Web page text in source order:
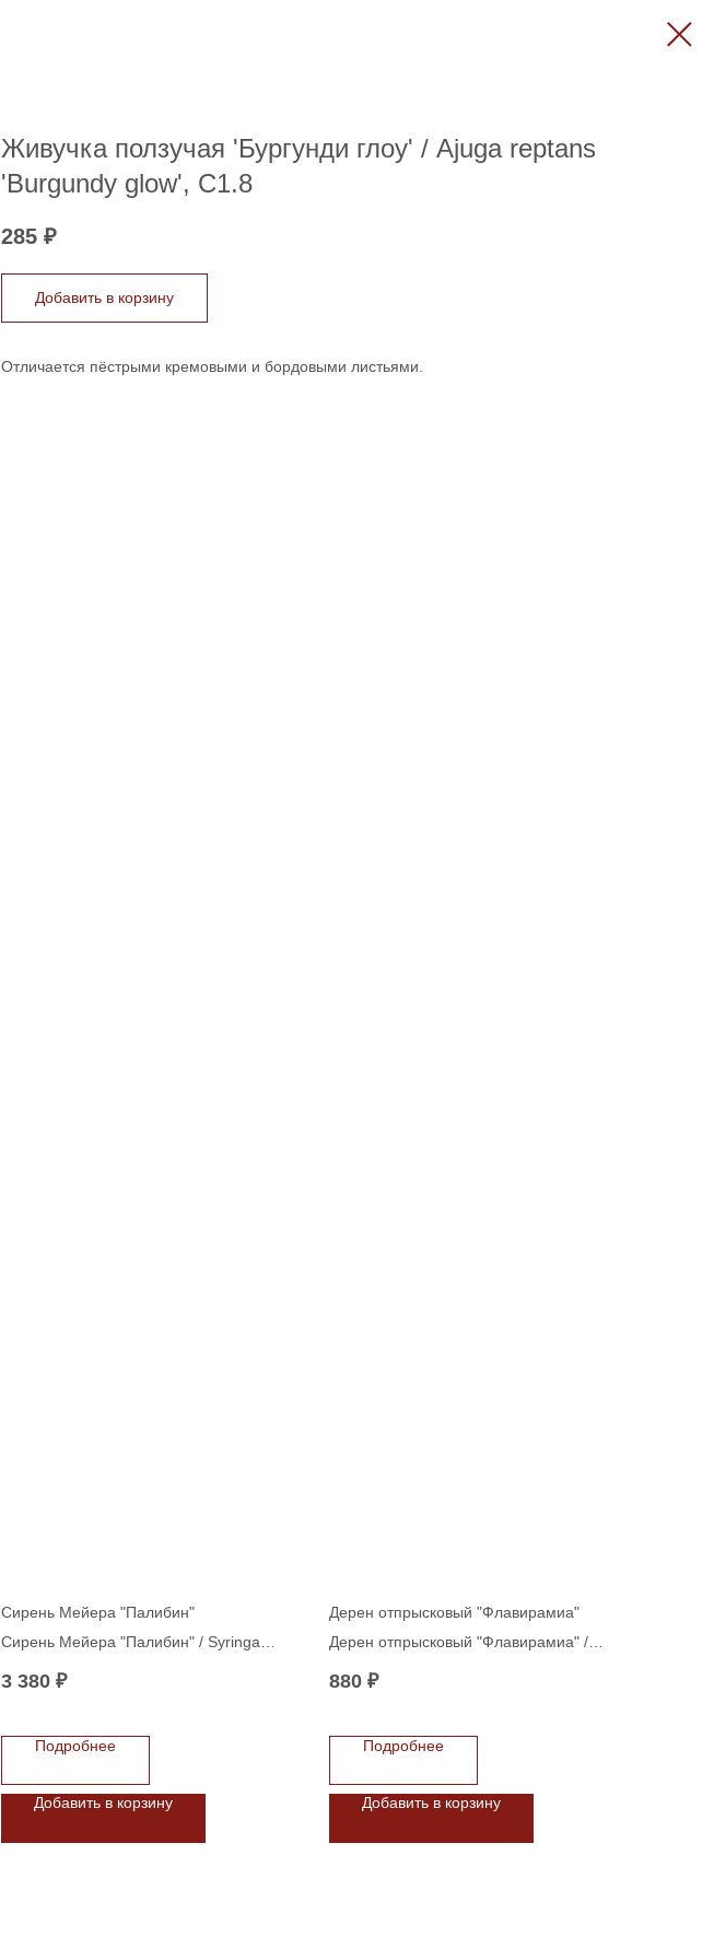
Живучка ползучая 'Бургунди глоу' / Ajuga reptans
'Burgundy glow', C1.8
285 ₽
Добавить в корзину
Отличается пёстрыми кремовыми и бордовыми листьями.
Сирень Мейера "Палибин"
Сирень Мейера "Палибин" / Syringa
3 380 ₽
Подробнее
Добавить в корзину
Дерен отпрысковый "Флавирамиа"
Дерен отпрысковый "Флавирамиа" /
880 ₽
Подробнее
Добавить в корзину